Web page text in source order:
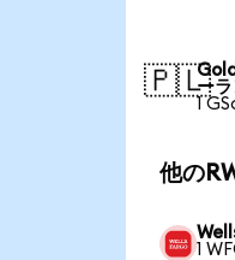
🇵🇱
ー
1
他の
1